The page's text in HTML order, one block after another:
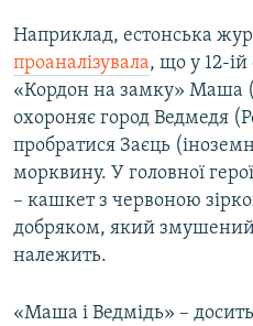
Наприклад, естонська
проаналізувала, що у 12-ій
«Кордон на замку» Маша
охороняє город Ведмедя
пробратися Заєць
морквину. У головної
– кашкет з червоною
добряком, який
належить.
«Маша і Ведмідь» –